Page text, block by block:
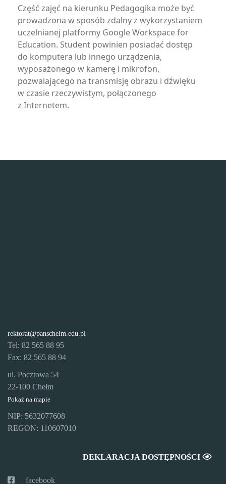
Część zajęć na kierunku Pedagogika może być
prowadzona w sposób zdalny z wykorzystaniem
uczelnianej platformy Google Workspace for
Education. Student powinien posiadać dostęp
do komputera lub innego urządzenia,
wyposażonego w kamerę i mikrofon,
pozwalającego na transmisję obrazu i dźwięku
w czasie rzeczywistym, połączonego
z Internetem.
rektorat@panschelm.edu.pl
Tel: 82 565 88 95
Fax: 82 565 88 94
ul. Pocztowa 54
22-100 Chełm
Pokaż na mapie
NIP: 5632077608
REGON: 110607010
DEKLARACJA DOSTĘPNOŚCI
facebook